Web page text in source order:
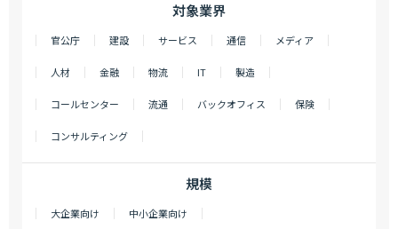
対象業界
官公庁 建設 サービス 通信 メディア
人材 金融 物流 IT 製造
コールセンター 流通 バックオフィス 保険
コンサルティング
規模
大企業向け 中小企業向け